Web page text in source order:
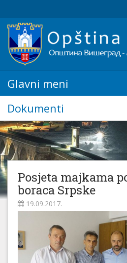
Glavni meni
Dokumenti
Posjeta majkama
boraca Srpske
19.09.2017.